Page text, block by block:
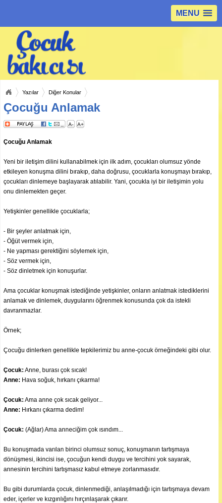
MENU
Yazılar Diğer Konular
Çocuğu Anlamak
A- A+
Çocuğu Anlamak
Yeni bir iletişim dilini kullanabilmek için ilk adım, çocukları olumsuz yönde
etkileyen konuşma dilini bırakıp, daha doğrusu, çocuklarla konuşmayı bırakıp,
çocukları dinlemeye başlayarak atılabilir. Yani, çocukla iyi bir iletişimin yolu
onu dinlemekten geçer.
Yetişkinler genellikle çocuklarla;
- Bir şeyler anlatmak için,
- Öğüt vermek için,
- Ne yapması gerektiğini söylemek için,
- Söz vermek için,
- Söz dinletmek için konuşurlar.
Ama çocuklar konuşmak istediğinde yetişkinler, onların anlatmak istediklerini
anlamak ve dinlemek, duygularını öğrenmek konusunda çok da istekli
davranmazlar.
Örnek;
Çocuğu dinlerken genellikle tepkilerimiz bu anne-çocuk örneğindeki gibi olur.
Çocuk: Anne, burası çok sıcak!
Anne: Hava soğuk, hırkanı çıkarma!
Çocuk: Ama anne çok sıcak geliyor...
Anne: Hırkanı çıkarma dedim!
Çocuk: (Ağlar) Ama anneciğim çok ısındım...
Bu konuşmada varılan birinci olumsuz sonuç, konuşmanın tartışmaya
dönüşmesi, ikincisi ise, çocuğun kendi duygu ve tercihini yok sayarak,
annesinin tercihini tartışmasız kabul etmeye zorlanmasıdır.
Bu gibi durumlarda çocuk, dinlenmediği, anlaşılmadığı için tartışmaya devam
eder, içerler ve kızgınlığını hırçınlaşarak çıkarır.